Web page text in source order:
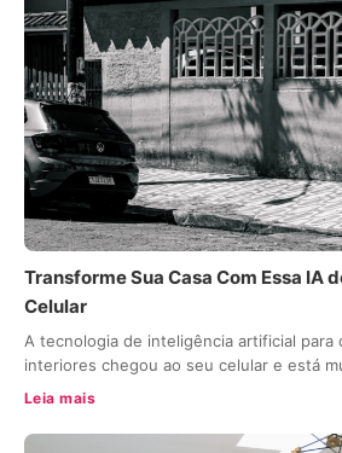
Transforme Sua Casa Com Essa IA
Celular
A tecnologia de inteligência artificial para
interiores chegou ao seu celular e está
Leia mais